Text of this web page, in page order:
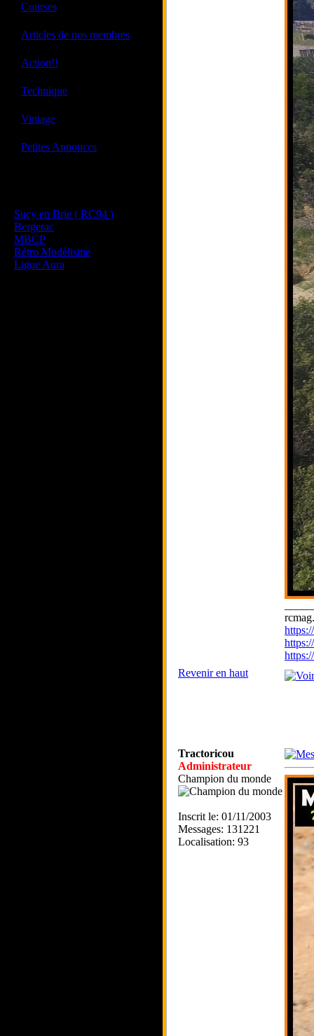
Courses
Articles de nos membres
Action!!
Technique
Vintage
Petites Annonces
Sucy en Brie ( RC94 )
Bergerac
MBCP
Rétro Modélisme
Ligue Aura
Revenir en haut
Tractoricou
Administrateur
Champion du monde
Inscrit le: 01/11/2003
Messages: 131221
Localisation: 93